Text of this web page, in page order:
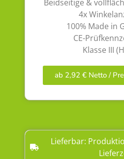
Beidseitige &
4x
100% Made in
CE-
Klasse III
ab 2,92 € Netto /
Lieferbar: